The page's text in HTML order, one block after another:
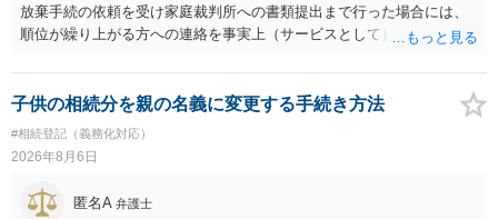
放棄手続の依頼を受け家庭裁判所への書類提出まで行った場合には、
順位が繰り上がる方への連絡を事実上（サービスとして）行うことは
できない、という意味でした。
子供の相続分を親の名義に変更する手続き方法
#相続登記（義務化対応）
2026年8月6日
匿名A 弁護士